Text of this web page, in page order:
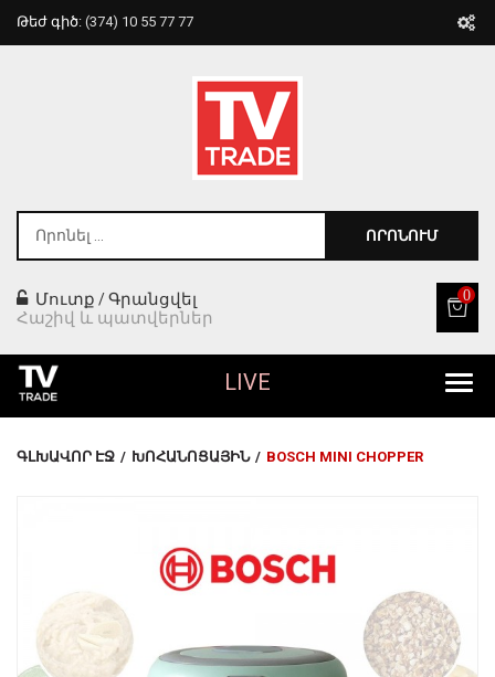
Թեժ գիծ: (374) 10 55 77 77
ՈՐՈՆՈՒՄ
Մուտք /Գրանցվել
Հաշիվ և պատվերներ
0
Գեղեցկություն ԵՒ Խնամք
Երեխաների Համար
LIVE
ԳԼԽԱՎՈՐ ԷՋ / ԽՈՀԱՆՈՑԱՅԻՆ / BOSCH MINI CHOPPER